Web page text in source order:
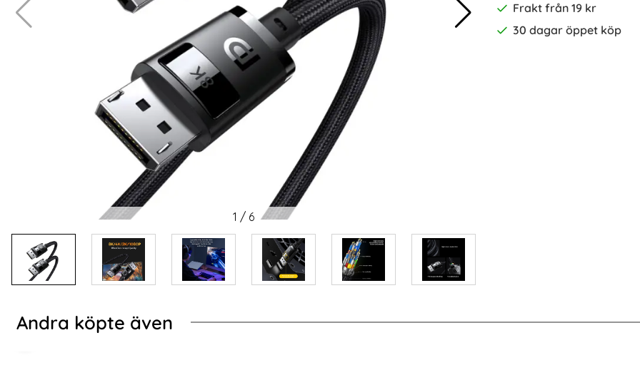
1 / 6
Frakt från 19 kr
30 dagar öppet köp
Andra köpte även